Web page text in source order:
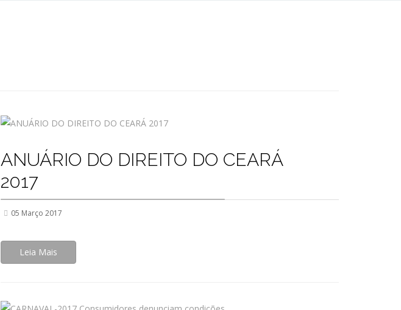
ANUÁRIO DO DIREITO DO CEARÁ
2017
05 Março 2017
Leia Mais